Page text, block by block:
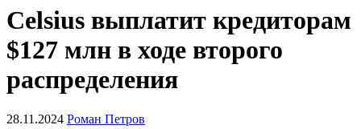
Celsius выплатит кредиторам
$127 млн в ходе второго
распределения
28.11.2024 Роман Петров